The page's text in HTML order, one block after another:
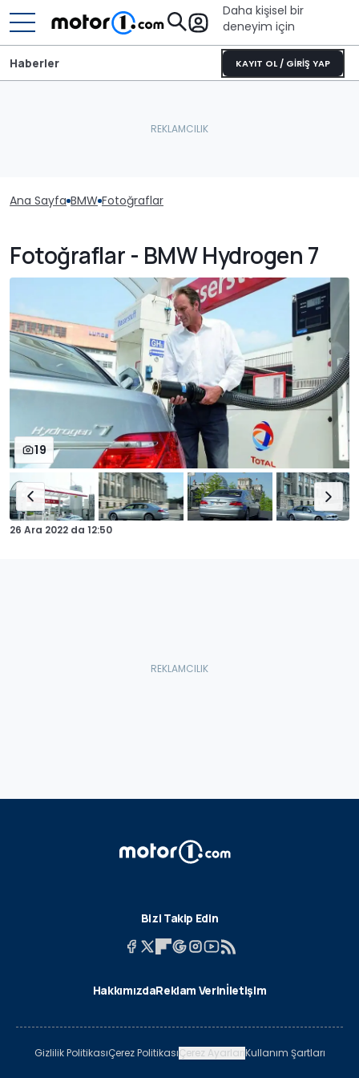
Daha kişisel bir
deneyim için
KAYIT OL / GİRİŞ YAP
Haberler
Ana Sayfa BMW Fotoğraflar
Fotoğraflar - BMW Hydrogen 7
19
26 Ara 2022 da 12:50
Bizi Takip Edin
HakkımızdaReklam Verinİletişim
Gizlilik PolitikasıÇerez PolitikasıÇerez AyarlarıKullanım Şartları